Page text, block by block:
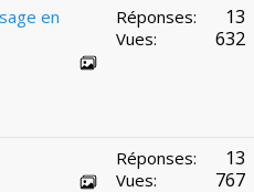
en
Réponses: 13
Vues: 632
Réponses: 13
Vues: 767